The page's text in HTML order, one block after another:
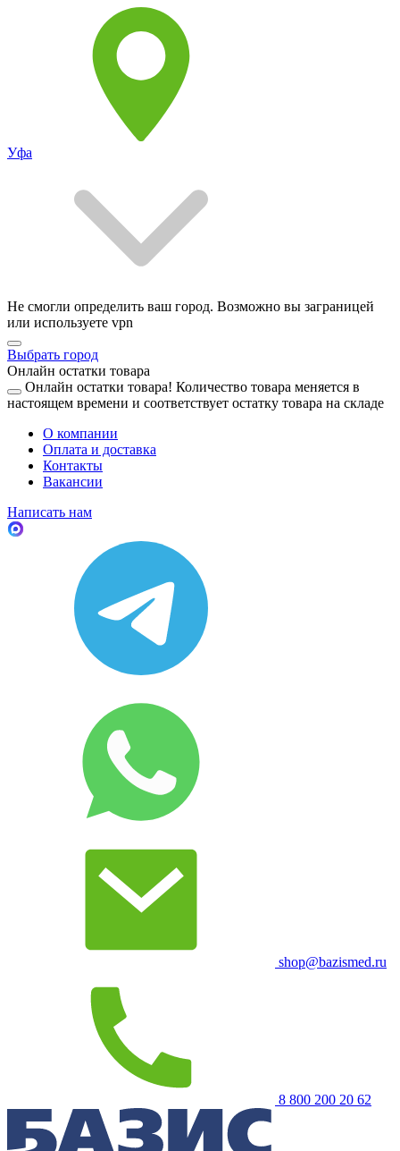
Уфа
Не смогли определить ваш город. Возможно вы заграницей
или используете vpn
Выбрать город
Онлайн остатки товара
Онлайн остатки товара! Количество товара меняется в
настоящем времени и соответствует остатку товара на складе
О компании
Оплата и доставка
Контакты
Вакансии
Написать нам
shop@bazismed.ru
8 800 200 20 62